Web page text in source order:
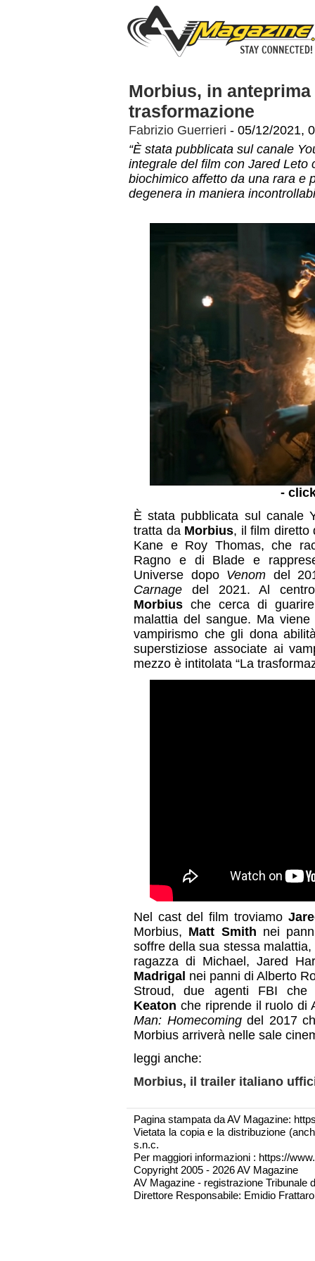
Morbius, in
trasformazione
Fabrizio Guerrieri - 05/12/2021,
“È stata pubblicata sul canale
integrale del film con Jared Leto
biochimico affetto da una rara e
degenera in maniera
-
È stata pubblicata sul canale
tratta da Morbius, il film diretto
Kane e Roy Thomas, che
Ragno e di Blade e
Universe dopo Venom del
Carnage del 2021. Al
Morbius che cerca di
malattia del sangue. Ma
vampirismo che gli dona
superstiziose associate ai
mezzo è intitolata “La
Nel cast del film troviamo
Morbius, Matt Smith nei
soffre della sua stessa malattia,
ragazza di Michael, Jared
Madrigal nei panni di Alberto
Stroud, due agenti FBI
Keaton che riprende il ruolo di
Man: Homecomingdel 2017
Morbius arriverà nelle sale
leggi anche:
Morbius, il trailer italiano
Pagina stampata da AV Magazine:
Vietata la copia e la distribuzione
s.n.c.
Per maggiori informazioni : https://
Copyright 2005 - 2026 AV Magazine
AV Magazine - registrazione Tribunale
Direttore Responsabile: Emidio